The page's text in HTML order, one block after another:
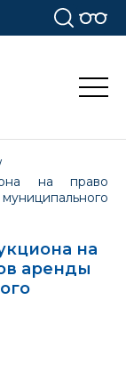
на право
на
аренды